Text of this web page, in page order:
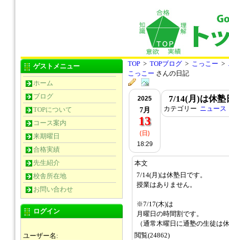
ゲストメニュー
ホーム
ブログ
TOPについて
コース案内
来期曜日
合格実績
先生紹介
校舎所在地
お問い合わせ
ログイン
ユーザー名:
TOP > TOPブログ > こっこー >
こっこー さんの日記
2025
7月
13
(日)
18:29
7/14(月)は休塾
カテゴリー ニュース
本文
7/14(月)は休塾日です。
授業はありません。
※7/17(木)は
月曜日の時間割です。
（通常木曜日に通塾の生徒は
閲覧(24862)